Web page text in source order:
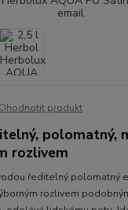
Ohodnotit produkt
polomatný,
rozlivem
ředitelný polomatný
rozlivem